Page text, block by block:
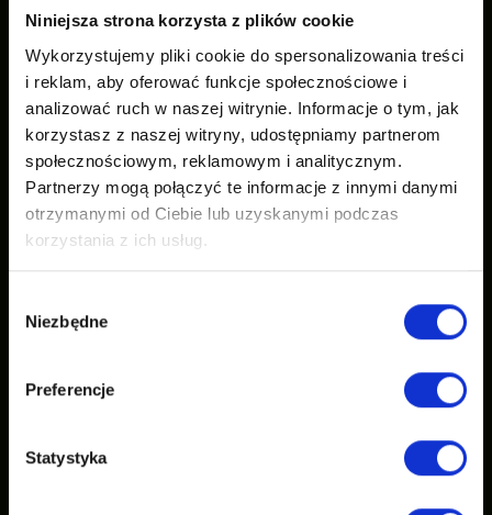
Niniejsza strona korzysta z plików cookie
Wykorzystujemy pliki cookie do spersonalizowania treści
i reklam, aby oferować funkcje społecznościowe i
analizować ruch w naszej witrynie. Informacje o tym, jak
korzystasz z naszej witryny, udostępniamy partnerom
społecznościowym, reklamowym i analitycznym.
Partnerzy mogą połączyć te informacje z innymi danymi
otrzymanymi od Ciebie lub uzyskanymi podczas
korzystania z ich usług.
zgody
Niezbędne
Preferencje
Statystyka